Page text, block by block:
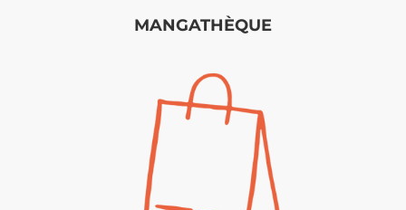
MANGATHÈQUE